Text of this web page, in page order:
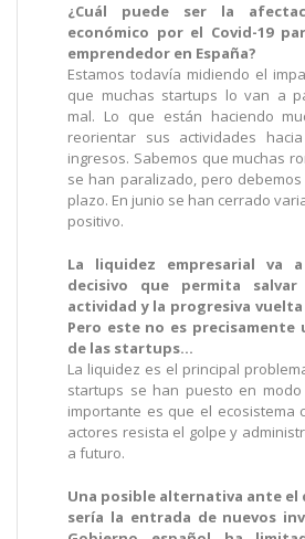
¿Cuál puede ser la
económico por el Covid-19
emprendedor en España?
Estamos todavía midiendo el
que muchas startups lo van a
mal. Lo que están haciendo
reorientar sus actividades
ingresos. Sabemos que muchas
se han paralizado, pero
plazo. En junio se han cerrado
positivo.
La liquidez empresarial va
decisivo que permita
actividad y la progresiva
Pero este no es
de las startups…
La liquidez es el principal
startups se han puesto en modo
importante es que el ecosistema
actores resista el golpe y
a futuro.
Una posible alternativa ante
sería la entrada de nuevos